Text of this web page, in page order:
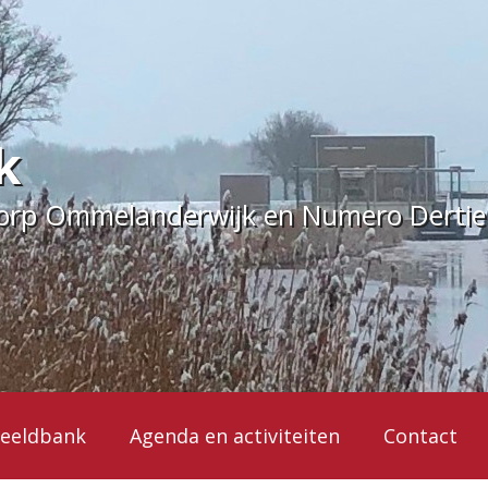
Ommelanderwijk en Numero
Agenda en activiteiten Contact